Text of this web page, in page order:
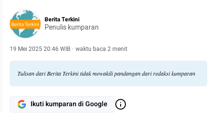
Berita Terkini
Penulis kumparan
19 Mei 2025 20:46 WIB · waktu baca 2 menit
Tulisan dari Berita Terkini tidak mewakili pandangan dari redaksi kumparan
Ikuti kumparan di Google